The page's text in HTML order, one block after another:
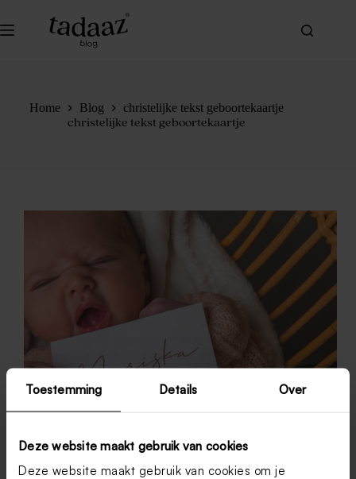
Toestemming Details Over
Deze website maakt gebruik van cookies
Deze website maakt gebruik van cookies om je
de
Home Blog
christelijke tekst geboortekaartje
christelijke tekst geboortekaartje